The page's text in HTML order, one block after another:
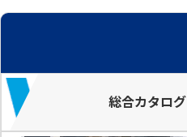
総合カタログ